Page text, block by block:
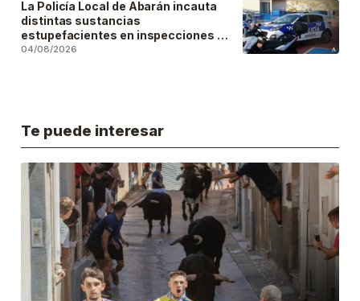
La Policía Local de Abarán incauta
distintas sustancias
estupefacientes en inspecciones a
locales públicos del municipio
04/08/2026
Te puede interesar